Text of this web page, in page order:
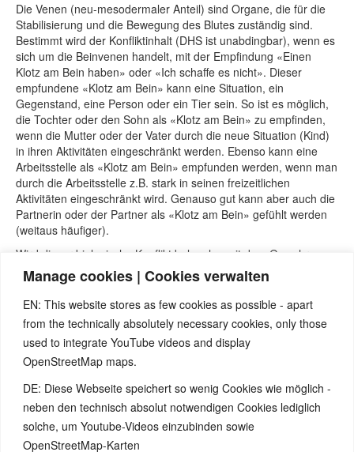
Manage cookies | Cookies verwalten
EN: This website stores as few cookies as possible - apart
from the technically absolutely necessary cookies, only those
used to integrate YouTube videos and display
OpenStreetMap maps.
DE: Diese Webseite speichert so wenig Cookies wie möglich -
neben den technisch absolut notwendigen Cookies lediglich
solche, um Youtube-Videos einzubinden sowie
OpenStreetMap-Karten
Die Venen (neu-mesodermaler Anteil) sind Organe, die für die
Stabilisierung und die Bewegung des Blutes zuständig sind.
Bestimmt wird der Konfliktinhalt (DHS ist unabdingbar), wenn es
sich um die Beinvenen handelt, mit der Empfindung «Einen
Klotz am Bein haben» oder «Ich schaffe es nicht». Dieser
empfundene «Klotz am Bein» kann eine Situation, ein
Gegenstand, eine Person oder ein Tier sein. So ist es möglich,
die Tochter oder den Sohn als «Klotz am Bein» zu empfinden,
wenn die Mutter oder der Vater durch die neue Situation (Kind)
in ihren Aktivitäten eingeschränkt werden. Ebenso kann eine
Arbeitsstelle als «Klotz am Bein» empfunden werden, wenn man
durch die Arbeitsstelle z.B. stark in seinen freizeitlichen
Aktivitäten eingeschränkt wird. Genauso gut kann aber auch die
Partnerin oder der Partner als «Klotz am Bein» gefühlt werden
(weitaus häufiger).
Wird dieser biologische Konflikt belanglos mit dem Gewahr
werden «Ich bin in der Lage dazu», «Ich fühle mich nicht
eingeschränkt», folgt in der Reparaturphase der
Gewebewachstum – der Aufbau an den Gefäßwänden der
Venen: Es treten Schwellungen, Schmerzen, Rötung, Wärme (=
Entzündungszeichen) auf. Die stärksten Schmerzen und die
größte Schwellung treten in der PCL-A-Phase auf. Jetzt
bekommt man die schulmedizinische Diagnose: Thrombose.
Auch die Venen gehören zu der sogenannten «Luxusgruppe»:
In der Reparaturphase kommt es zum überschießenden
Gewebeaufbau – am Ende der Reparaturphase ist die
Gefäßwand dicker.